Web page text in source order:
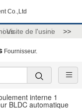
Co.,Ltd
Visite de l'usine >>
Fournisseur.
interne 1
BLDC automatique